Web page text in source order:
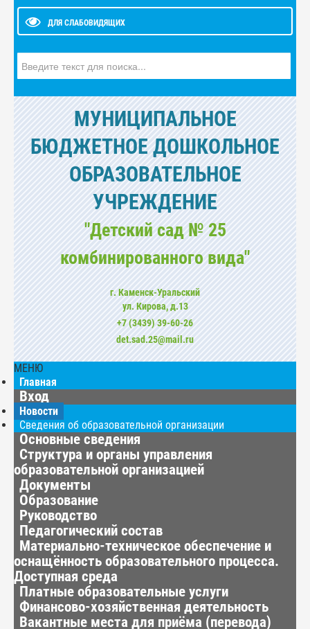
ДЛЯ СЛАБОВИДЯЩИХ
МУНИЦИПАЛЬНОЕ
БЮДЖЕТНОЕ ДОШКОЛЬНОЕ
ОБРАЗОВАТЕЛЬНОЕ
УЧРЕЖДЕНИЕ
"Детский сад № 25
комбинированного вида"
г. Каменск-Уральский
ул. Кирова, д.13
+7 (3439) 39-60-26
det.sad.25@mail.ru
МЕНЮ
Главная
Вход
Новости
Сведения об образовательной организации
Основные сведения
Структура и органы управления
образовательной организацией
Документы
Образование
Руководство
Педагогический состав
Материально-техническое обеспечение и
оснащённость образовательного процесса.
Доступная среда
Платные образовательные услуги
Финансово-хозяйственная деятельность
Вакантные места для приёма (перевода)